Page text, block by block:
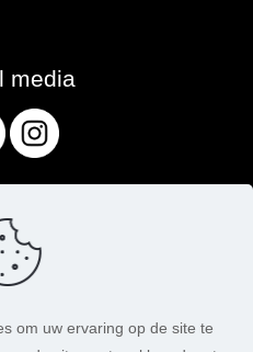
media
om uw ervaring op de site te